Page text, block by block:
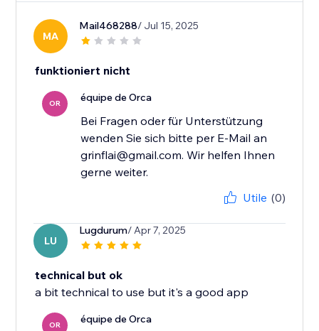
MA
Mail468288/ Jul 15, 2025
funktioniert nicht
OR équipe de Orca
Bei Fragen oder für Unterstützung
wenden Sie sich bitte per E-Mail an
grinflai@gmail.com. Wir helfen Ihnen
gerne weiter.
Utile (0)
LU
Lugdurum/ Apr 7, 2025
technical but ok
a bit technical to use but it's a good app
OR équipe de Orca